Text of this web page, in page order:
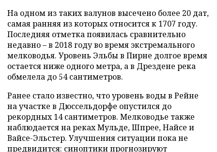
На одном из таких валунов высечено более 20 дат,
самая ранняя из которых относится к 1707 году.
Последняя отметка появилась сравнительно
недавно – в 2018 году во время экстремального
мелководья. Уровень Эльбы в Пирне долгое время
остается ниже одного метра, а в Дрездене река
обмелела до 54 сантиметров.
Ранее стало известно, что уровень воды в Рейне
на участке в Дюссельдорфе опустился до
рекордных 14 сантиметров. Мелководье также
наблюдается на реках Мульде, Шпрее, Найсе и
Вайсе-Эльстер. Улучшения ситуации пока не
предвидится: синоптики прогнозируют